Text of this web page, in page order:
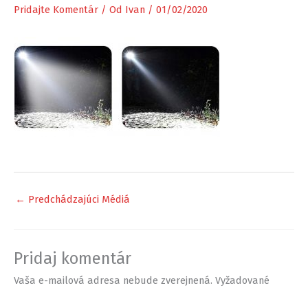
Pridajte Komentár / Od Ivan / 01/02/2020
← Predchádzajúci Médiá
Pridaj komentár
Vaša e-mailová adresa nebude zverejnená. Vyžadované